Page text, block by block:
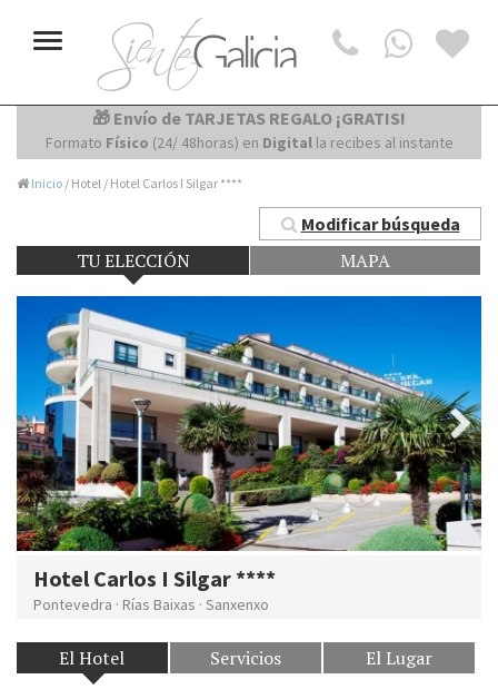
Toggle
navigation
🎁 Envío de TARJETAS REGALO ¡GRATIS!
Formato Físico (24/ 48horas) en Digitalla recibes al instante
Inicio / Hotel / Hotel Carlos I Silgar ****
Modificar búsqueda
TU ELECCIÓN MAPA
Next
Hotel Carlos I Silgar ****
Pontevedra · Rías Baixas · Sanxenxo
El Hotel Servicios El Lugar